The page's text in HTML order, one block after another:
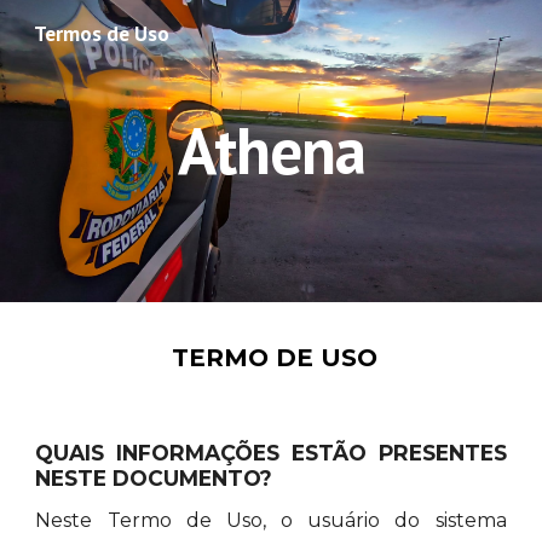
Skip to main content Skip to navigation
Termos de Uso
Athena
TERMO DE USO
QUAIS INFORMAÇÕES ESTÃO PRESENTES
NESTE DOCUMENTO?
Neste Termo de Uso, o usuário do sistema